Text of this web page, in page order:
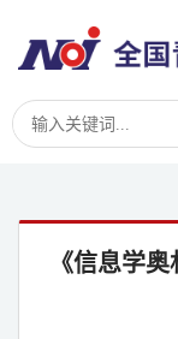
《信息学